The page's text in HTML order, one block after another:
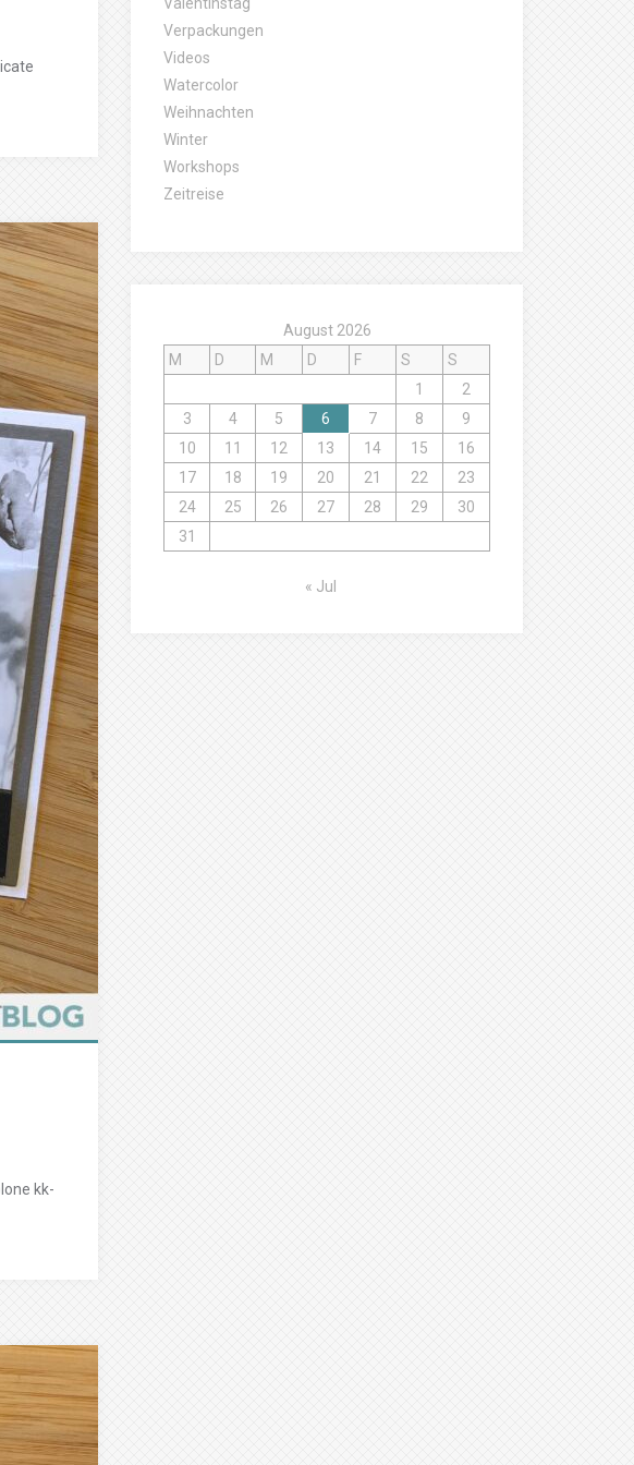
kk-
Verpackungen
Videos
Watercolor
Weihnachten
Winter
Workshops
Zeitreise
August 2026
M
D M D F S
S
1
2
3
4 5 6 7 8
9
10
11 12 13 14 15
16
17
18 19 20 21 22
23
24
25 26 27 28 29
30
31
« Jul